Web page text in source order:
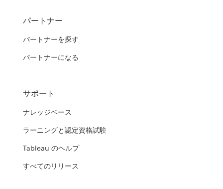
パートナー
パートナーを探す
パートナーになる
サポート
ナレッジベース
ラーニングと認定資格試験
Tableau のヘルプ
すべてのリリース